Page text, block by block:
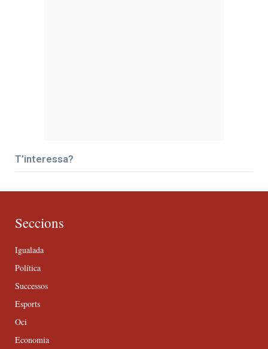
T’interessa?
Seccions
Igualada
Política
Successos
Esports
Oci
Economia